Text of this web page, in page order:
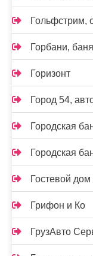
Гольфстрим,
Горбани,
Горизонт
Город 54,
Городская
Городская
Гостевой
Грифон и Ко
ГрузАвто